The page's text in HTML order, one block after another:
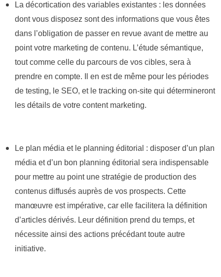
La décortication des variables existantes : les données
dont vous disposez sont des informations que vous êtes
dans l’obligation de passer en revue avant de mettre au
point votre marketing de contenu. L’étude sémantique,
tout comme celle du parcours de vos cibles, sera à
prendre en compte. Il en est de même pour les périodes
de testing, le SEO, et le tracking on-site qui détermineront
les détails de votre content marketing.
Le plan média et le planning éditorial : disposer d’un plan
média et d’un bon planning éditorial sera indispensable
pour mettre au point une stratégie de production des
contenus diffusés auprès de vos prospects. Cette
manœuvre est impérative, car elle facilitera la définition
d’articles dérivés. Leur définition prend du temps, et
nécessite ainsi des actions précédant toute autre
initiative.